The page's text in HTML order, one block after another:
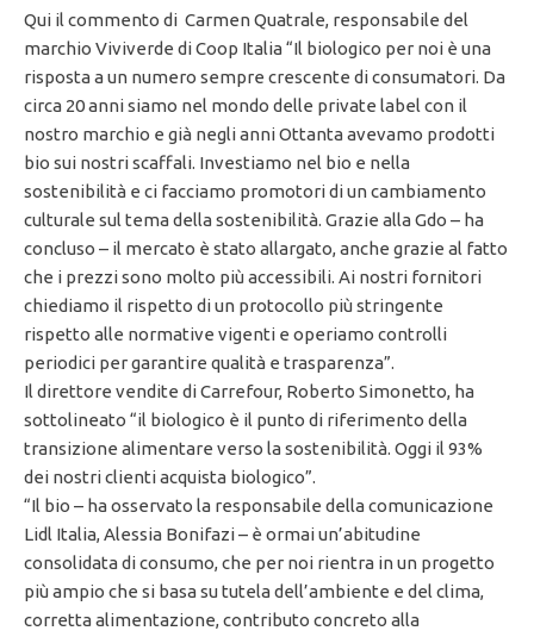
Qui il commento di Carmen Quatrale, responsabile del
marchio Viviverde di Coop Italia “Il biologico per noi è una
risposta a un numero sempre crescente di consumatori. Da
circa 20 anni siamo nel mondo delle private label con il
nostro marchio e già negli anni Ottanta avevamo prodotti
bio sui nostri scaffali. Investiamo nel bio e nella
sostenibilità e ci facciamo promotori di un cambiamento
culturale sul tema della sostenibilità. Grazie alla Gdo – ha
concluso – il mercato è stato allargato, anche grazie al fatto
che i prezzi sono molto più accessibili. Ai nostri fornitori
chiediamo il rispetto di un protocollo più stringente
rispetto alle normative vigenti e operiamo controlli
periodici per garantire qualità e trasparenza”.
Il direttore vendite di Carrefour, Roberto Simonetto, ha
sottolineato “il biologico è il punto di riferimento della
transizione alimentare verso la sostenibilità. Oggi il 93%
dei nostri clienti acquista biologico”.
“Il bio – ha osservato la responsabile della comunicazione
Lidl Italia, Alessia Bonifazi – è ormai un’abitudine
consolidata di consumo, che per noi rientra in un progetto
più ampio che si basa su tutela dell’ambiente e del clima,
corretta alimentazione, contributo concreto alla